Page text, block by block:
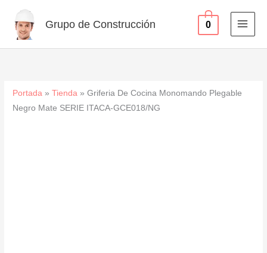
contenido
Grupo de Construcción 0
Portada »Tienda »Griferia De Cocina Monomando Plegable
Negro Mate SERIE ITACA-GCE018/NG
Mate
SERIE
cantidad